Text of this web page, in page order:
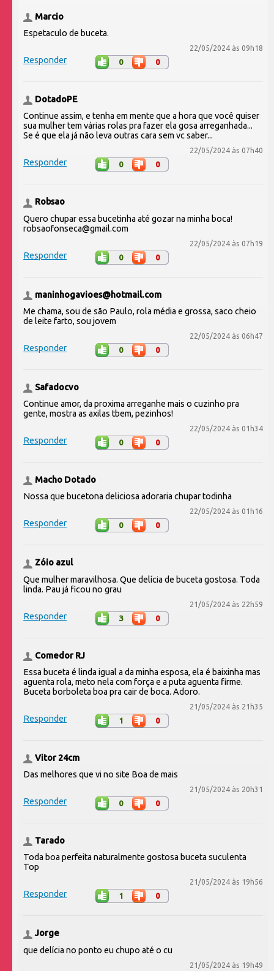
Marcio
Espetaculo de buceta.
22/05/2024 às 09h18
Responder 0 0
DotadoPE
Continue assim, e tenha em mente que a hora que você quiser
sua mulher tem várias rolas pra fazer ela gosa arreganhada...
Se é que ela já não leva outras cara sem vc saber...
22/05/2024 às 07h40
Responder 0 0
Robsao
Quero chupar essa bucetinha até gozar na minha boca!
robsaofonseca@gmail.com
22/05/2024 às 07h19
Responder 0 0
maninhogavioes@hotmail.com
Me chama, sou de são Paulo, rola média e grossa, saco cheio
de leite farto, sou jovem
22/05/2024 às 06h47
Responder 0 0
Safadocvo
Continue amor, da proxima arreganhe mais o cuzinho pra
gente, mostra as axilas tbem, pezinhos!
22/05/2024 às 01h34
Responder 0 0
Macho Dotado
Nossa que bucetona deliciosa adoraria chupar todinha
22/05/2024 às 01h16
Responder 0 0
Zóio azul
Que mulher maravilhosa. Que delícia de buceta gostosa. Toda
linda. Pau já ficou no grau
21/05/2024 às 22h59
Responder 3 0
Comedor RJ
Essa buceta é linda igual a da minha esposa, ela é baixinha mas
aguenta rola, meto nela com força e a puta aguenta firme.
Buceta borboleta boa pra cair de boca. Adoro.
21/05/2024 às 21h35
Responder 1 0
Vitor 24cm
Das melhores que vi no site Boa de mais
21/05/2024 às 20h31
Responder 0 0
Tarado
Toda boa perfeita naturalmente gostosa buceta suculenta
Top
21/05/2024 às 19h56
Responder 1 0
Jorge
que delícia no ponto eu chupo até o cu
21/05/2024 às 19h49